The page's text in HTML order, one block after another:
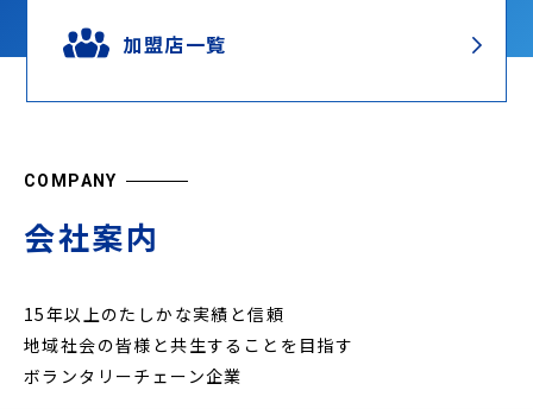
加盟店一覧
COMPANY
会社案内
15年以上のたしかな実績と信頼
地域社会の皆様と共生することを目指す
ボランタリーチェーン企業